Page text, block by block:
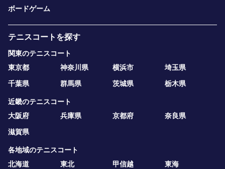
ボードゲーム
テニスコートを探す
関東のテニスコート
東京都
神奈川県 横浜市
埼玉県
千葉県
群馬県 茨城県 栃木県
近畿のテニスコート
大阪府
兵庫県 京都府
奈良県
滋賀県
各地域のテニスコート
北海道
東北 甲信越
東海